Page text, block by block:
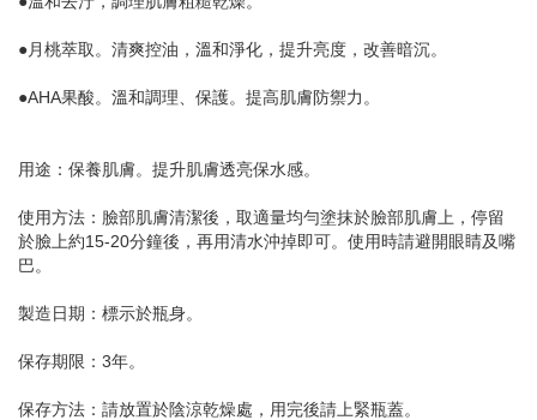
●月桃萃取。清爽控油，溫和淨化，提升亮度，改善暗沉。
●AHA果酸。溫和調理、保護。提高肌膚防禦力。
用途：保養肌膚。提升肌膚透亮保水感。
使用方法：臉部肌膚清潔後，取適量均勻塗抹於臉部肌膚上，停留
於臉上約15-20分鐘後，再用清水沖掉即可。使用時請避開眼睛及嘴
巴。
製造日期：標示於瓶身。
保存期限：3年。
保存方法：請放置於陰涼乾燥處，用完後請上緊瓶蓋。